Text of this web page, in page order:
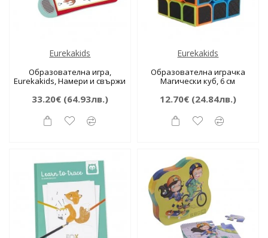
Eurekakids
Образователна игра,
Eurekakids, Намери и свържи
33.20€(64.93лв.)
Eurekakids
Образователна играчка
Магически куб, 6 см
12.70€(24.84лв.)